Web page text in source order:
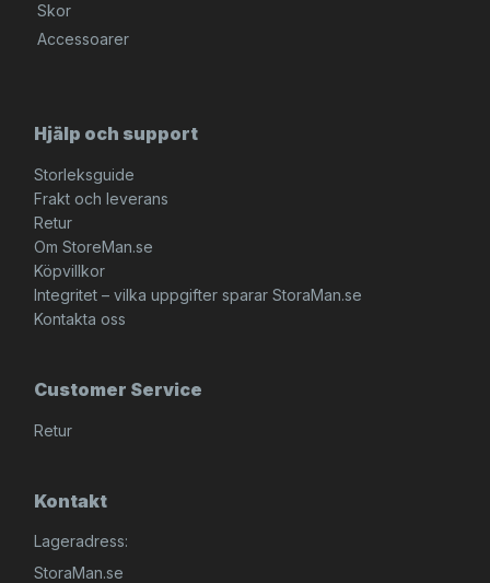
Skor
Accessoarer
Hjälp och support
Storleksguide
Frakt och leverans
Retur
Om StoreMan.se
Köpvillkor
Integritet – vilka uppgifter sparar StoraMan.se
Kontakta oss
Customer Service
Retur
Kontakt
Lageradress:
StoraMan.se